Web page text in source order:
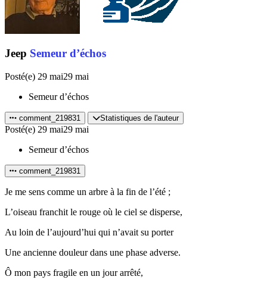
Jeep Semeur d’échos
Posté(e) 29 mai29 mai
Semeur d’échos
comment_219831 Statistiques de l'auteur
Posté(e) 29 mai29 mai
Semeur d’échos
comment_219831
Je me sens comme un arbre à la fin de l’été ;
L’oiseau franchit le rouge où le ciel se disperse,
Au loin de l’aujourd’hui qui n’avait su porter
Une ancienne douleur dans une phase adverse.
Ô mon pays fragile en un jour arrêté,